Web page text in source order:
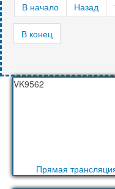
В начало Назад
В конец
VK9562
Прямая